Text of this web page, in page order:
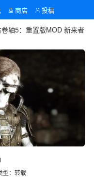
商店 投稿
轴5：重置版MOD 新来者
型：转载